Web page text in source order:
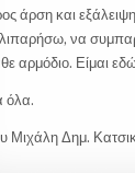
άρση και
να
αρμόδιο. Είμαι
όλα.
Μιχάλη Δημ.